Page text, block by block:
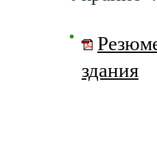
здания